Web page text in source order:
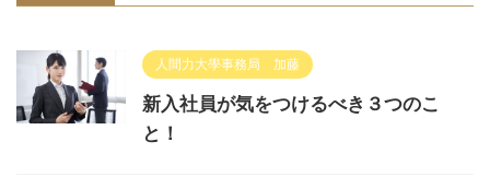
人間力大學事務局 加藤
新入社員が気をつけるべき３つのこ
と！